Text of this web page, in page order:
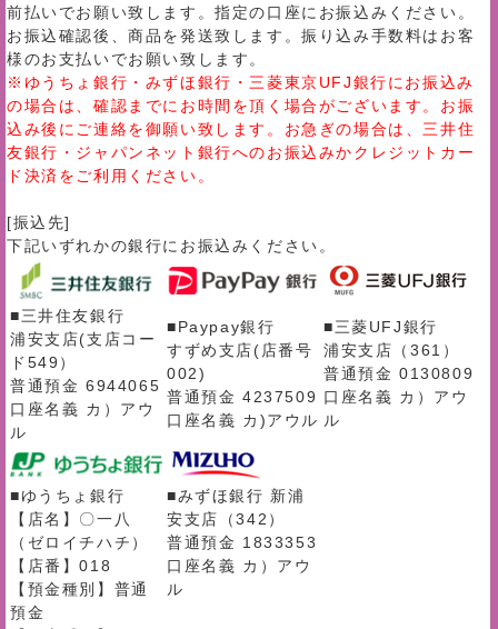
前払いでお願い致します。指定の口座にお振込みください。
お振込確認後、商品を発送致します。振り込み手数料はお客
様のお支払いでお願い致します。
※ゆうちょ銀行・みずほ銀行・三菱東京UFJ銀行にお振込み
の場合は、確認までにお時間を頂く場合がございます。お振
込み後にご連絡を御願い致します。お急ぎの場合は、三井住
友銀行・ジャパンネット銀行へのお振込みかクレジットカー
ド決済をご利用ください。
[振込先]
下記いずれかの銀行にお振込みください。
■三井住友銀行
浦安支店(支店コー
ド549）
普通預金 6944065
口座名義 カ）アウ
ル
■Paypay銀行
すずめ支店(店番号
002)
普通預金 4237509
口座名義 カ)アウル
■三菱UFJ銀行
浦安支店（361）
普通預金 0130809
口座名義 カ）アウ
ル
■ゆうちょ銀行
【店名】〇一八
（ゼロイチハチ）
【店番】018
【預金種別】普通
預金
■みずほ銀行 新浦
安支店（342）
普通預金 1833353
口座名義 カ）アウ
ル